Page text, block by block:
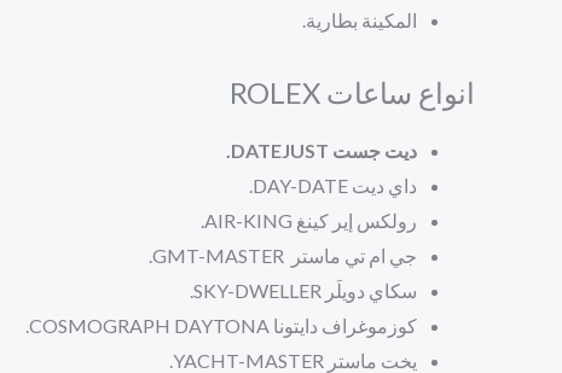
المكينة بطارية.
انواع ساعات ROLEX
ديت جست DATEJUST.
داي ديت DAY-DATE.
رولكس إير كينغ AIR-KING.
جي ام تي ماستر GMT-MASTER.
سكاي دويلَر SKY-DWELLER.
كوزموغراف دايتونا COSMOGRAPH DAYTONA.
يخت ماستر YACHT-MASTER.